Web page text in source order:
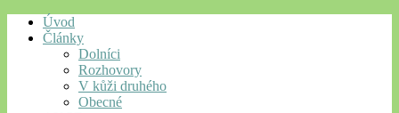
Úvod
Články
Dolníci
Rozhovory
V kůži druhého
Obecné